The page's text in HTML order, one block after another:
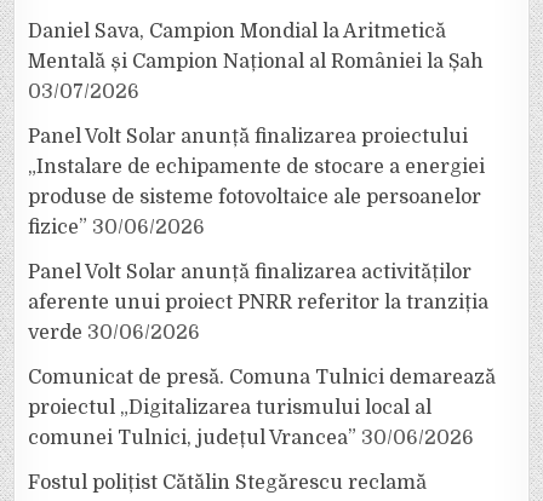
Daniel Sava, Campion Mondial la Aritmetică
Mentală și Campion Național al României la Șah
03/07/2026
Panel Volt Solar anunță finalizarea proiectului
„Instalare de echipamente de stocare a energiei
produse de sisteme fotovoltaice ale persoanelor
fizice” 30/06/2026
Panel Volt Solar anunță finalizarea activităților
aferente unui proiect PNRR referitor la tranziția
verde 30/06/2026
Comunicat de presă. Comuna Tulnici demarează
proiectul „Digitalizarea turismului local al
comunei Tulnici, județul Vrancea” 30/06/2026
Fostul polițist Cătălin Stegărescu reclamă